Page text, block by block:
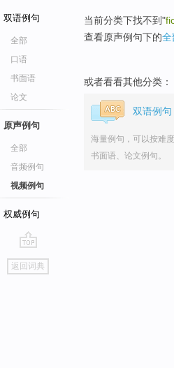
双语例句
全部
口语
书面语
论文
原声例句
全部
音频例句
视频例句
权威例句
go
top
返回词典
当前分类下找不到"
查看原声例句下的全
或者看看其他分类：
双语例句
海量例句，可以按难度
书面语、论文例句。